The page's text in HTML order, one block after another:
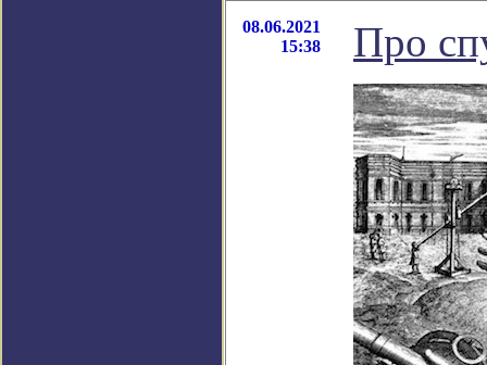
08.06.2021
15:38
Про